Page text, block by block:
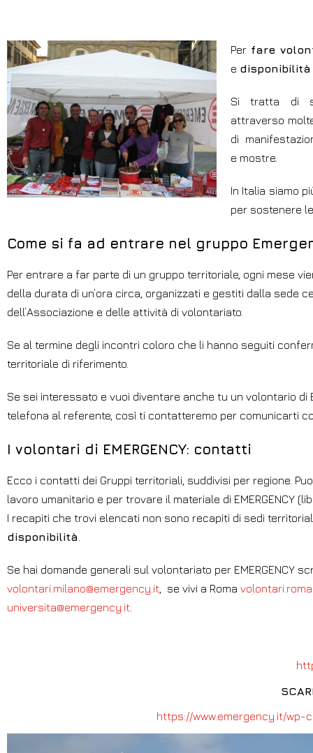
Per fare
e disponibilità
Si tratta di
attraverso
di
e mostre.
In Italia siamo
per sostenere
Come si fa ad entrare nel gruppo
Per entrare a far parte di un gruppo territoriale, ogni mese
della durata di un’ora circa, organizzati e gestiti dalla sede
dell’Associazione e delle attività di volontariato.
Se al termine degli incontri coloro che li hanno seguiti
territoriale di riferimento.
Se sei interessato e vuoi diventare anche tu un volontario di
telefona al referente, così ti contatteremo per comunicarti
I volontari di EMERGENCY: contatti
Ecco i contatti dei Gruppi territoriali, suddivisi per regione.
lavoro umanitario e per trovare il materiale di EMERGENCY
I recapiti che trovi elencati non sono recapiti di sedi
disponibilità
Se hai domande generali sul volontariato per EMERGENCY
volontari.milano@emergency.it , se vivi a Roma
universita@emergency.it
https://www.emergency.it/wp-